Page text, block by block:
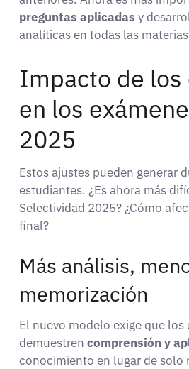
preguntas aplicadas y
analíticas en todas las
Impacto de los
en los
2025
Estos ajustes pueden generar
estudiantes. ¿Es ahora más
Selectividad 2025? ¿Cómo
final?
Más análisis,
memorización
El nuevo modelo exige que los
demuestren comprensión y
conocimiento en lugar de solo